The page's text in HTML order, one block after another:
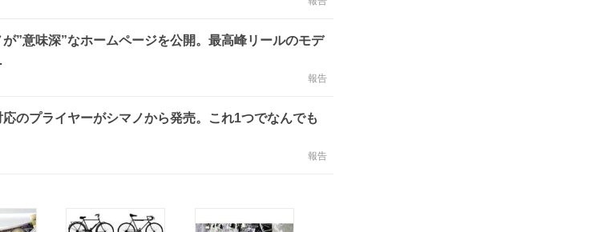
”意味深”なホームページを公開。最高峰リールのモデ
報告
のプライヤーがシマノから発売。これ1つでなんでも
報告